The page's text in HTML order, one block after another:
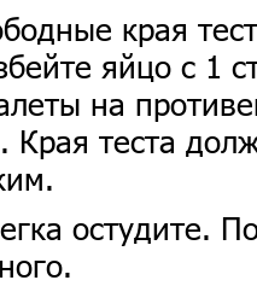
края
яйцо с 1
на
Края теста
остудите.